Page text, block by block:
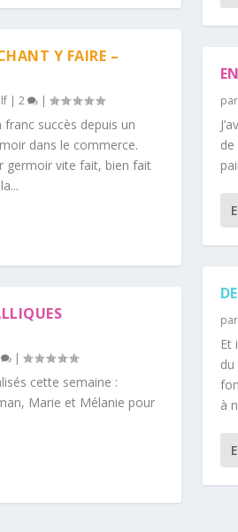
Y FAIRE –
|2 |
succès depuis un
dans le commerce.
germoir vite fait, bien fait
|
cette semaine :
Marie et Mélanie pour
par
par
Et
à